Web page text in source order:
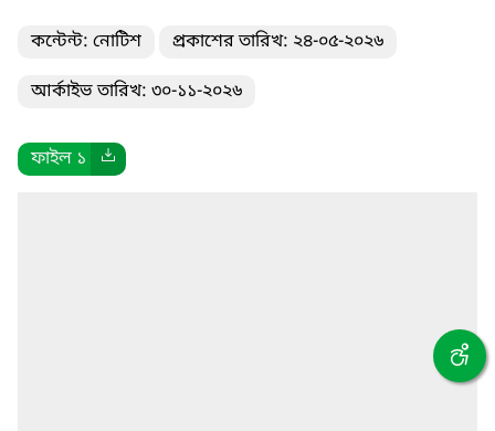
কন্টেন্ট: নোটিশ প্রকাশের তারিখ: ২৪-০৫-২০২৬
আর্কাইভ তারিখ: ৩০-১১-২০২৬
ফাইল ১